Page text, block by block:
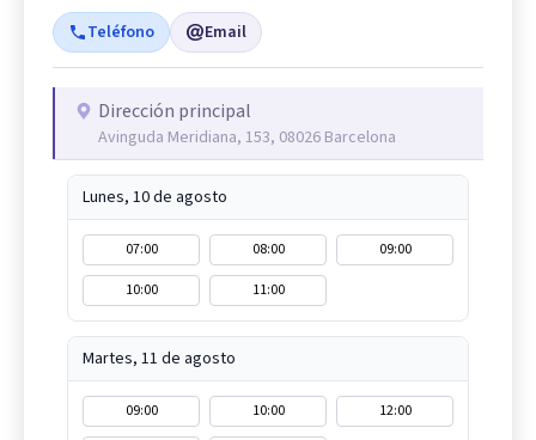
Teléfono Email
Dirección principal
Avinguda Meridiana, 153, 08026 Barcelona
Lunes, 10 de agosto
07:00 08:00
09:00
10:00
11:00
Martes, 11 de agosto
09:00 10:00
12:00